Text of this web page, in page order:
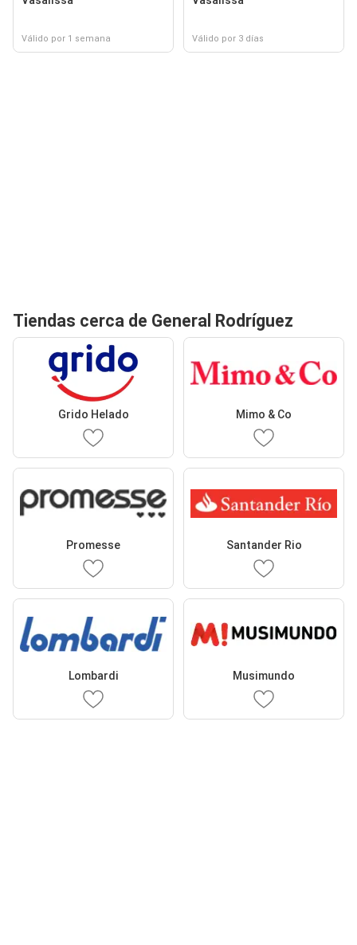
Válido por 1 semana Válido por 3 días
Tiendas cerca de General Rodríguez
Grido Helado Mimo & Co
Promesse Santander Rio
Lombardi Musimundo